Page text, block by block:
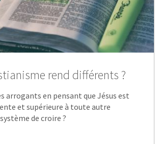
rend différents ?
arrogants en pensant que Jésus est
et supérieure à toute autre
de croire ?